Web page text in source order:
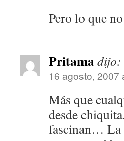
Pero lo que
Pritamadijo:
16 agosto, 2007
Más que
desde
fascinan… La